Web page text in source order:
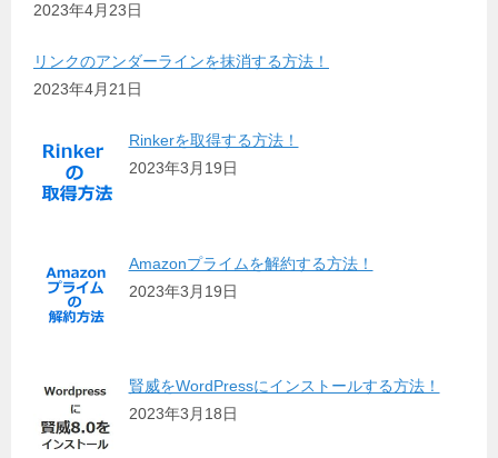
2023年4月23日
リンクのアンダーラインを抹消する方法！
2023年4月21日
Rinkerを取得する方法！
2023年3月19日
Amazonプライムを解約する方法！
2023年3月19日
賢威をWordPressにインストールする方法！
2023年3月18日